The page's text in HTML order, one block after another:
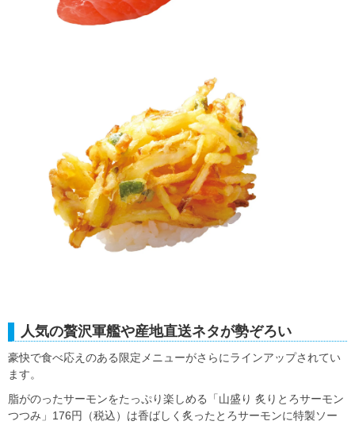
人気の贅沢軍艦や産地直送ネタが勢ぞろい
豪快で食べ応えのある限定メニューがさらにラインアップされてい
ます。
脂がのったサーモンをたっぷり楽しめる「山盛り 炙りとろサーモン
つつみ」176円（税込）は香ばしく炙ったとろサーモンに特製ソー